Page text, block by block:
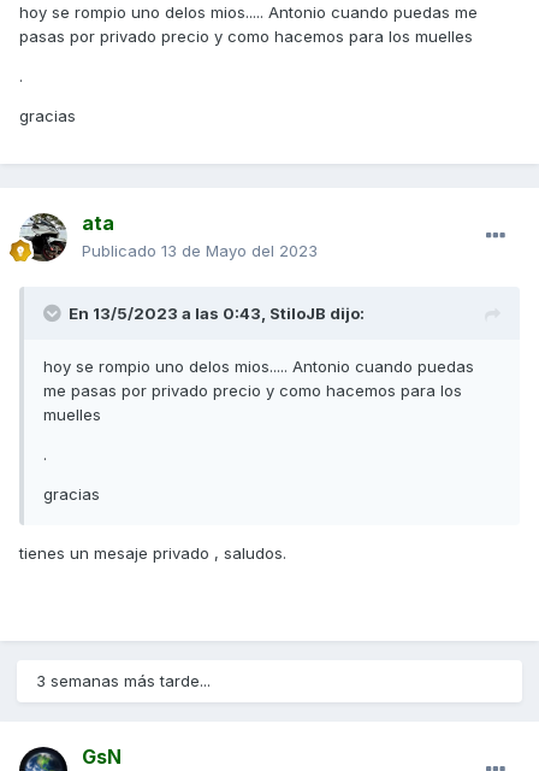
hoy se rompio uno delos mios..... Antonio cuando puedas me
pasas por privado precio y como hacemos para los muelles
.
gracias
ata
Publicado 13 de Mayo del 2023
En 13/5/2023 a las 0:43, StiloJB dijo:
hoy se rompio uno delos mios..... Antonio cuando puedas
me pasas por privado precio y como hacemos para los
muelles
.
gracias
tienes un mesaje privado , saludos.
3 semanas más tarde...
GsN